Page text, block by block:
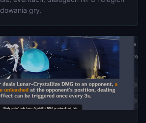
gry.